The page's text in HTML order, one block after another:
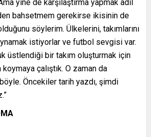
yine de karşılaştırma yapmak adil
bahsetmem gerekirse ikisinin de
söylerim. Ülkelerini, takımlarını
istiyorlar ve futbol sevgisi var.
üstlendiği bir takım oluşturmak için
çalıştık. O zaman da
Öncekiler tarih yazdı, şimdi